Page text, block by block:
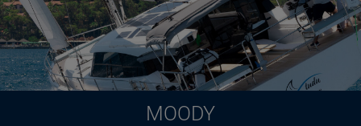
MOODY